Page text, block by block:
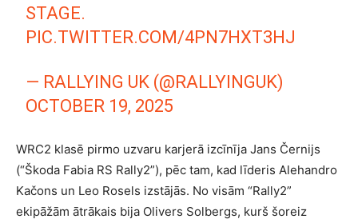
STAGE.
PIC.TWITTER.COM/4PN7HXT3HJ
— RALLYING UK (@RALLYINGUK)
OCTOBER 19, 2025
WRC2 klasē pirmo uzvaru karjerā izcīnīja Jans Černijs
(“Škoda Fabia RS Rally2”), pēc tam, kad līderis Alehandro
Kačons un Leo Rosels izstājās. No visām “Rally2”
ekipāžām ātrākais bija Olivers Solbergs, kurš šoreiz